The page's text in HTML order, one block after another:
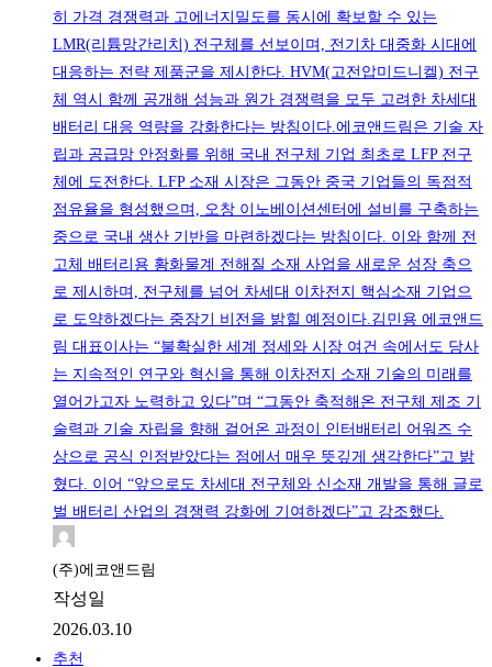
히 가격 경쟁력과 고에너지밀도를 동시에 확보할 수 있는
LMR(리튬망간리치) 전구체를 선보이며, 전기차 대중화 시대에
대응하는 전략 제품군을 제시한다. HVM(고전압미드니켈) 전구
체 역시 함께 공개해 성능과 원가 경쟁력을 모두 고려한 차세대
배터리 대응 역량을 강화한다는 방침이다.에코앤드림은 기술 자
립과 공급망 안정화를 위해 국내 전구체 기업 최초로 LFP 전구
체에 도전한다. LFP 소재 시장은 그동안 중국 기업들의 독점적
점유율을 형성했으며, 오창 이노베이션센터에 설비를 구축하는
중으로 국내 생산 기반을 마련하겠다는 방침이다. 이와 함께 전
고체 배터리용 황화물계 전해질 소재 사업을 새로운 성장 축으
로 제시하며, 전구체를 넘어 차세대 이차전지 핵심소재 기업으
로 도약하겠다는 중장기 비전을 밝힐 예정이다.김민용 에코앤드
림 대표이사는 “불확실한 세계 정세와 시장 여건 속에서도 당사
는 지속적인 연구와 혁신을 통해 이차전지 소재 기술의 미래를
열어가고자 노력하고 있다”며 “그동안 축적해온 전구체 제조 기
술력과 기술 자립을 향해 걸어온 과정이 인터배터리 어워즈 수
상으로 공식 인정받았다는 점에서 매우 뜻깊게 생각한다”고 밝
혔다. 이어 “앞으로도 차세대 전구체와 신소재 개발을 통해 글로
벌 배터리 산업의 경쟁력 강화에 기여하겠다”고 강조했다.
(주)에코앤드림
작성일
2026.03.10
추천